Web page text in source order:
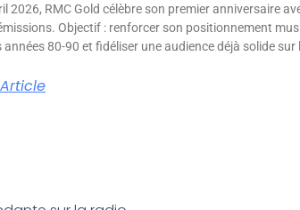
2026, RMC Gold célèbre son premier anniversaire
Objectif : renforcer son positionnement
80-90 et fidéliser une audience déjà solide sur